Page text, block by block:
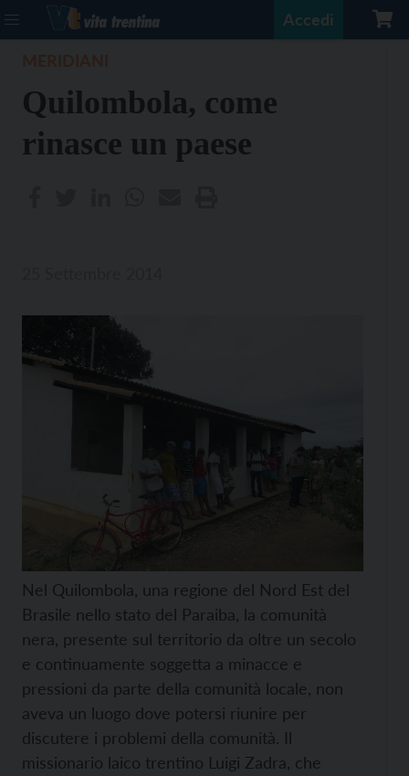
Accedi
Quilombola, come
rinasce un paese
Nel Quilombola, una regione del Nord Est del
Brasile nello stato del Paraiba, la comunità
nera, presente sul territorio da oltre un secolo
e continuamente soggetta a minacce e
pressioni da parte della comunità locale, non
aveva un luogo dove potersi riunire per
discutere i problemi della comunità. Il
missionario laico trentino Luigi Zadra, che